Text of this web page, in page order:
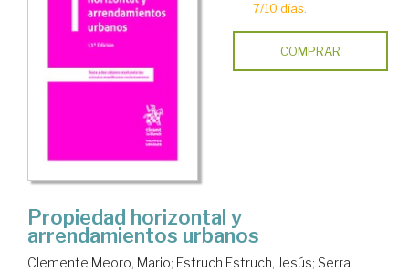
7/10 días.
COMPRAR
Propiedad horizontal y
arrendamientos urbanos
Clemente Meoro, Mario; Estruch Estruch, Jesús; Serra